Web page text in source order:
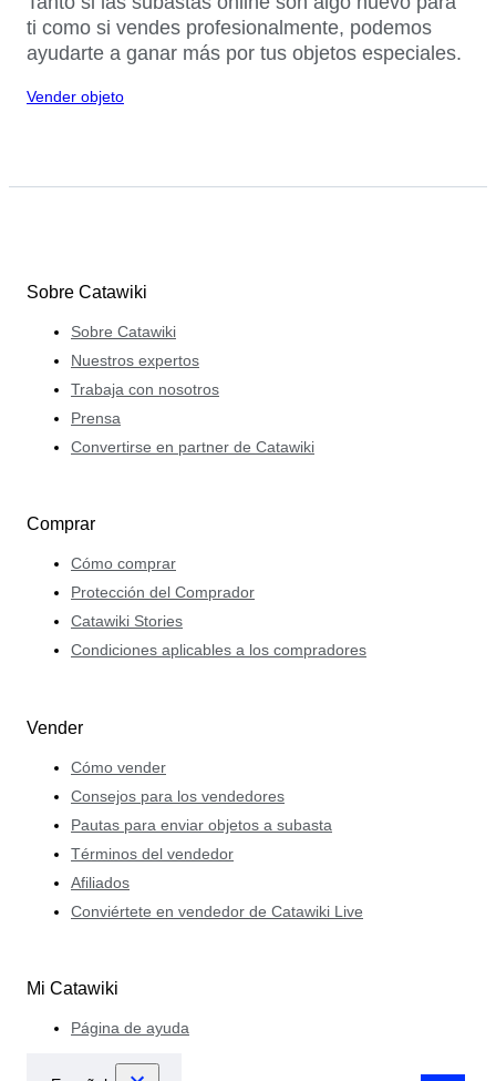
ti como si vendes profesionalmente, podemos
ayudarte a ganar más por tus objetos especiales.
Vender objeto
Sobre Catawiki
Sobre Catawiki
Nuestros expertos
Trabaja con nosotros
Prensa
Convertirse en partner de Catawiki
Comprar
Cómo comprar
Protección del Comprador
Catawiki Stories
Condiciones aplicables a los compradores
Vender
Cómo vender
Consejos para los vendedores
Pautas para enviar objetos a subasta
Términos del vendedor
Afiliados
Conviértete en vendedor de Catawiki Live
Mi Catawiki
Página de ayuda